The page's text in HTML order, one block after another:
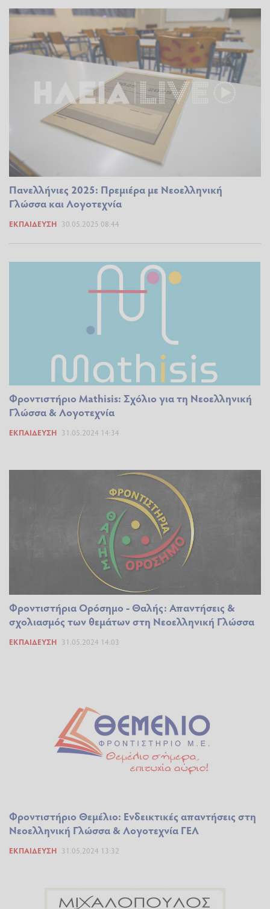
Πανελλήνιες 2025: Πρεμιέρα με Νεοελληνική
Γλώσσα και Λογοτεχνία
ΕΚΠΑΊΔΕΥΣΗ 30.05.2025 08:44
Φροντιστήριο Mathisis: Σχόλιο για τη Νεοελληνική
Γλώσσα & Λογοτεχνία
ΕΚΠΑΊΔΕΥΣΗ 31.05.2024 14:34
Φροντιστήρια Ορόσημο - Θαλής: Απαντήσεις &
σχολιασμός των θεμάτων στη Νεοελληνική Γλώσσα
ΕΚΠΑΊΔΕΥΣΗ 31.05.2024 14:03
Φροντιστήριο Θεμέλιο: Ενδεικτικές απαντήσεις στη
Νεοελληνική Γλώσσα & Λογοτεχνία ΓΕΛ
ΕΚΠΑΊΔΕΥΣΗ 31.05.2024 13:32